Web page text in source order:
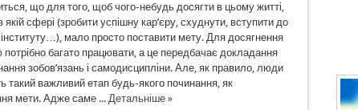
що для того, щоб чого-небудь досягти в цьому житті,
сфері (зробити успішну кар’єру, схуднути, вступити до
мало просто поставити мету. Для досягнення
багато працювати, а це передбачає докладання
зобов’язань і самодисципліни. Але, як правило, люди
такий важливий етап будь-якого починання, як
мети. Адже саме ... Детальніше »